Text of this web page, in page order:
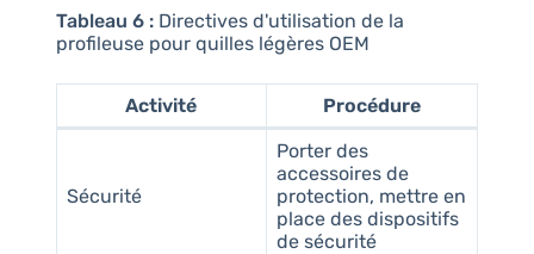
Tableau 6 :Directives d'utilisation de la
profileuse pour quilles légères OEM
Activité Procédure
Sécurité
Porter des
accessoires de
protection, mettre en
place des dispositifs
de sécurité